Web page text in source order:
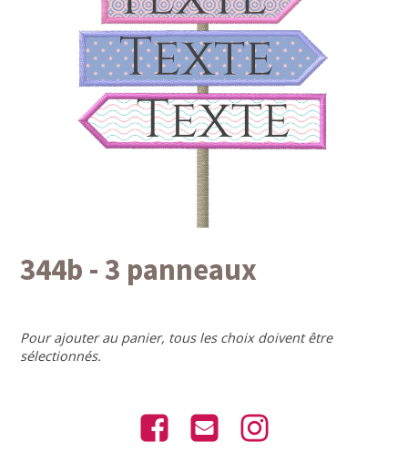
344b - 3 panneaux
Pour ajouter au panier, tous les choix doivent être
sélectionnés.